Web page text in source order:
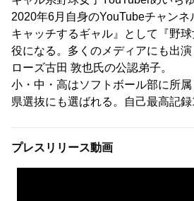
2020年6月自身のYouTubeチャンネ
キャッチするギャル』として『野
役になる。多くのメディアにも出
ローズ古田 敦也氏の公認弟子。
小・中・高はソフトボール部に所属
県選抜にも選ばれる。自己最高記録
プレスリリース動画